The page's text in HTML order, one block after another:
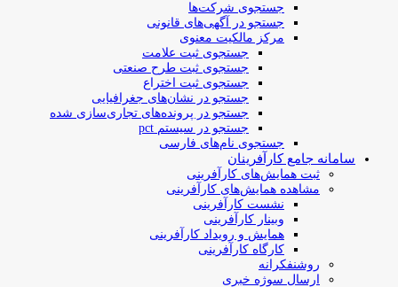
جستجوی شرکت‌ها
جستجو در آگهی‌های قانونی
مرکز مالکیت معنوی
جستجوی ثبت علامت
جستجوی ثبت طرح صنعتی
جستجوی ثبت اختراع
جستجو در نشان‌های جغرافیایی
جستجو در پرونده‌های تجاری‌سازی شده
جستجو در سیستم pct
جستجوی نام‌های فارسی
سامانه جامع کارآفرینان
ثبت همایش‌های کارآفرینی
مشاهده همایش‌های کارآفرینی
نشست کارآفرینی
وبینار کارآفرینی
همایش و رویداد کارآفرینی
کارگاه کارآفرینی
روشنفکرانه
ارسال سوژه‌ خبری